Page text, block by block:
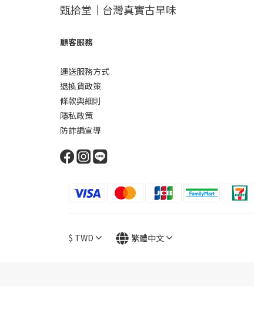
甄拾堂｜台灣真實古早味
顧客服務
運送服務方式
退換貨政策
條款與細則
隱私政策
防詐諞宣導
$ TWD 繁體中文